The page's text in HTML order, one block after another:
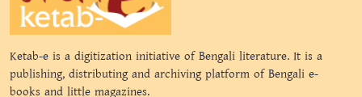
Ketab-e is a digitization initiative of Bengali literature. It is a
publishing, distributing and archiving platform of Bengali e-
books and little magazines.